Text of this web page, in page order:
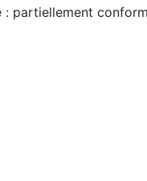
: partiellement